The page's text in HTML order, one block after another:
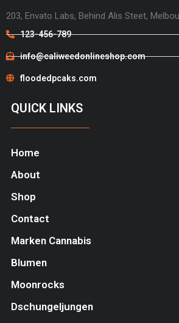
203, Envato Labs, Behind Alis Steet,
123-456-789
info@caliweedonlineshop.com
floodedpcaks.com
QUICK LINKS
Home
About
Shop
Contact
Marken Cannabis
Blumen
Moonrocks
Dschungeljungen